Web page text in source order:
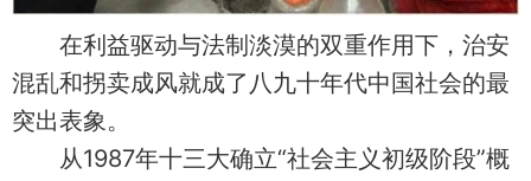
在利益驱动与法制淡漠的双重作用下，治安
混乱和拐卖成风就成了八九十年代中国社会的最
突出表象。
从1987年十三大确立“社会主义初级阶段”概